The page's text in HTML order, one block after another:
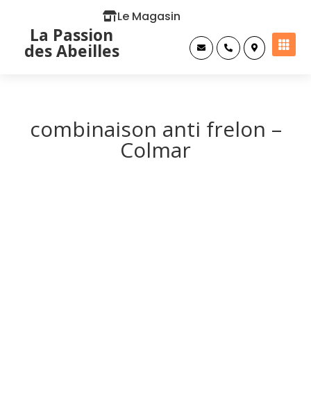
Le Magasin
La Passion
des Abeilles    
combinaison anti frelon –
Colmar